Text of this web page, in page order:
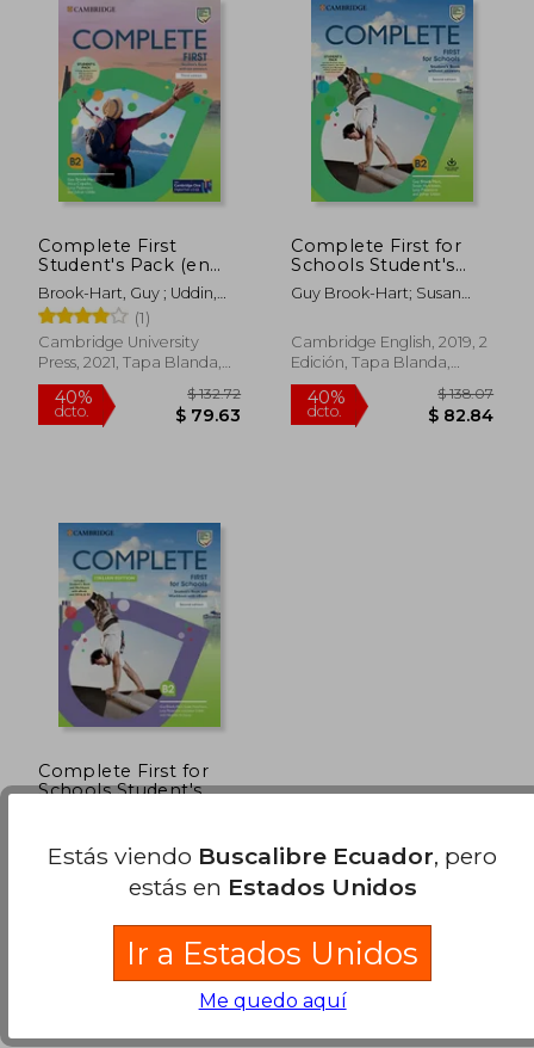
45%
dcto.
$ 109.83
$ 60.41
45%
dcto.
Complete First
Student's Pack (en
Inglés)
Brook-Hart, Guy ; Uddin,
Jishan ; Passmore, Lucy
(1)
Cambridge University
Press, 2021, Tapa Blanda,
Nuevo
40%
dcto.
$ 132.72
$ 79.63
Complete First for
Schools Student's
Book Pack (sb wo
Answers w Online
Answers w Audio
Download) (en
Guy Brook-Hart; Susan
De Souza, Natasha; Jishan
Uddin
Cambridge English, 2019, 2
Edición, Tapa Blanda,
Nuevo
Complete First for
Schools Student's
Invalsi Companion
Pack (en Inglés)
Jishan Uddin
Cambridge English, 2
Edición, Nuevo
Estás viendo Buscalibre Ecuador, pero
estás en Estados Unidos
Ir a Estados Unidos
Me quedo aquí